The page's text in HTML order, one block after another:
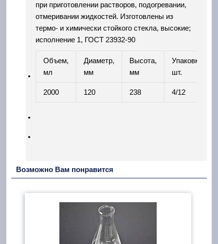
при приготовлении растворов, подогревании,
отмеривании жидкостей. Изготовлены из
термо- и химически стойкого стекла, высокие;
исполнение 1, ГОСТ 23932-90
Объем,
мл
Диаметр,
мм
Высота,
мм
Упаковка,
шт.
2000 120 238 4/12
Возможно Вам понравится